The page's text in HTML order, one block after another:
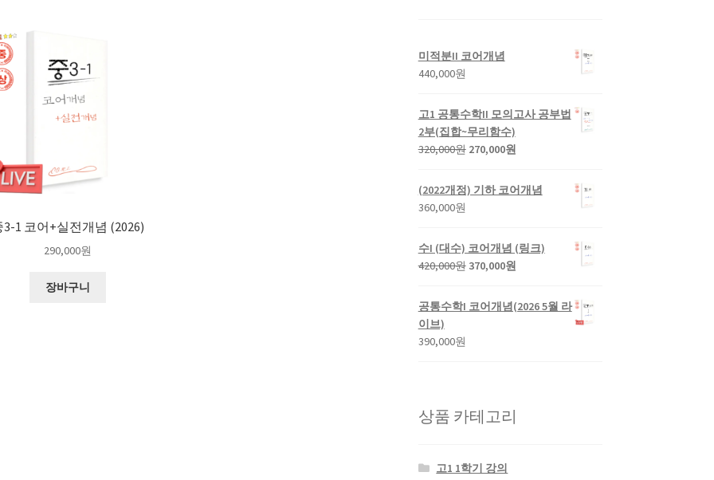
3-1 코어+실전개념 (2026)
290,000원
장바구니
미적분II 코어개념
440,000원
고1 공통수학II 모의고사 공부법
2부(집합~무리함수)
320,000원 원
가
격:
270,000원현
가
(2022개정) 기하 코어개념
360,000원
수I (대수) 코어개념 (링크)
420,000원 원
가
370,000원현
가
격:
공통수학I 코어개념(2026 5월 라
이브)
390,000원
상품 카테고리
고1 1학기 강의